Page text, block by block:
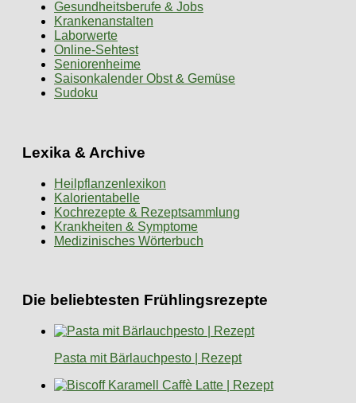
Gesundheitsberufe & Jobs
Krankenanstalten
Laborwerte
Online-Sehtest
Seniorenheime
Saisonkalender Obst & Gemüse
Sudoku
Lexika & Archive
Heilpflanzenlexikon
Kalorientabelle
Kochrezepte & Rezeptsammlung
Krankheiten & Symptome
Medizinisches Wörterbuch
Die beliebtesten Frühlingsrezepte
Pasta mit Bärlauchpesto | Rezept